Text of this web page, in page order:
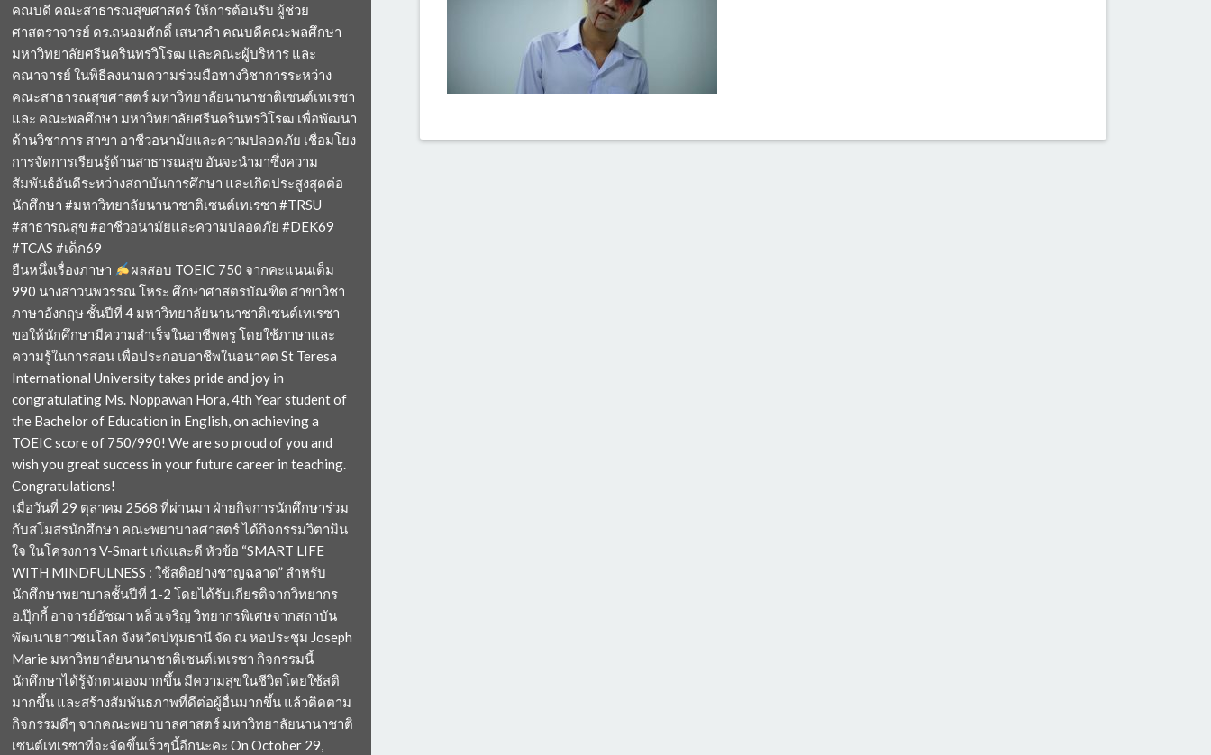
คณบดี คณะสาธารณสุขศาสตร์ ให้การต้อนรับ ผู้ช่วย
ศาสตราจารย์ ดร.ถนอมศักดิ์ เสนาคำ คณบดีคณะพลศึกษา
มหาวิทยาลัยศรีนครินทรวิโรฒ และคณะผู้บริหาร และ
คณาจารย์ ในพิธีลงนามความร่วมมือทางวิชาการระหว่าง
คณะสาธารณสุขศาสตร์ มหาวิทยาลัยนานาชาติเซนต์เทเรซา
และ คณะพลศึกษา มหาวิทยาลัยศรีนครินทรวิโรฒ เพื่อพัฒนา
ด้านวิชาการ สาขา อาชีวอนามัยและความปลอดภัย เชื่อมโยง
การจัดการเรียนรู้ด้านสาธารณสุข อันจะนำมาซึ่งความ
สัมพันธ์อันดีระหว่างสถาบันการศึกษา และเกิดประสูงสุดต่อ
นักศึกษา #มหาวิทยาลัยนานาชาติเซนต์เทเรซา #TRSU
#สาธารณสุข #อาชีวอนามัยและความปลอดภัย #DEK69
#TCAS #เด็ก69
ยืนหนึ่งเรื่องภาษา
ผลสอบ TOEIC 750 จากคะแนนเต็ม
990 นางสาวนพวรรณ โหระ ศึกษาศาสตรบัณฑิต สาขาวิชา
ภาษาอังกฤษ ชั้นปีที่ 4 มหาวิทยาลัยนานาชาติเซนต์เทเรซา
ขอให้นักศึกษามีความสำเร็จในอาชีพครู โดยใช้ภาษาและ
ความรู้ในการสอน เพื่อประกอบอาชีพในอนาคต St Teresa
International University takes pride and joy in
congratulating Ms. Noppawan Hora, 4th Year student of
the Bachelor of Education in English, on achieving a
TOEIC score of 750/990! We are so proud of you and
wish you great success in your future career in teaching.
Congratulations!
เมื่อวันที่ 29 ตุลาคม 2568 ที่ผ่านมา ฝ่ายกิจการนักศึกษาร่วม
กับสโมสรนักศึกษา คณะพยาบาลศาสตร์ ได้กิจกรรมวิตามิน
ใจ ในโครงการ V-Smart เก่งและดี หัวข้อ “SMART LIFE
WITH MINDFULNESS : ใช้สติอย่างชาญฉลาด” สำหรับ
นักศึกษาพยาบาลชั้นปีที่ 1-2 โดยได้รับเกียรติจากวิทยากร
อ.ปุ๊กกี้ อาจารย์อัชฌา หลิ่วเจริญ วิทยากรพิเศษจากสถาบัน
พัฒนาเยาวชนโลก จังหวัดปทุมธานี จัด ณ หอประชุม Joseph
Marie มหาวิทยาลัยนานาชาติเซนต์เทเรซา กิจกรรมนี้
นักศึกษาได้รู้จักตนเองมากขึ้น มีความสุขในชีวิตโดยใช้สติ
มากขึ้น และสร้างสัมพันธภาพที่ดีต่อผู้อื่นมากขึ้น แล้วติดตาม
กิจกรรมดีๆ จากคณะพยาบาลศาสตร์ มหาวิทยาลัยนานาชาติ
เซนต์เทเรซาที่จะจัดขึ้นเร็วๆนี้อีกนะคะ On October 29,